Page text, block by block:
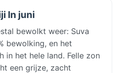
In juni
bewolkt weer: Suva
bewolking, en het
in het hele land. Felle zon
een grijze, zacht